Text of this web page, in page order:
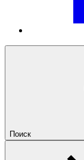
Поиск